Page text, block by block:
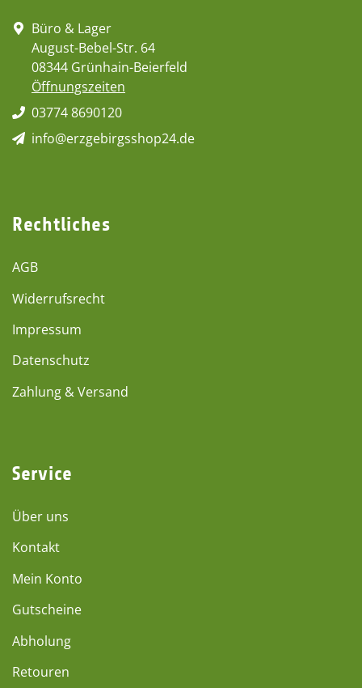
Büro & Lager
August-Bebel-Str. 64
08344 Grünhain-Beierfeld
Öffnungszeiten
03774 8690120
info@erzgebirgsshop24.de
Rechtliches
AGB
Widerrufsrecht
Impressum
Datenschutz
Zahlung & Versand
Service
Über uns
Kontakt
Mein Konto
Gutscheine
Abholung
Retouren